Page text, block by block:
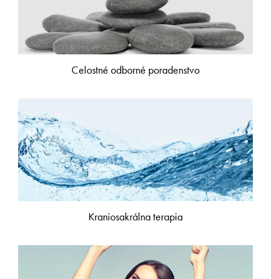
Celostné odborné poradenstvo
Kraniosakrálna terapia